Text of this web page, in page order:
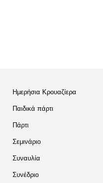
Ημερήσια Κρουαζίερα
Παιδικά πάρτι
Πάρτι
Σεμινάριο
Συναυλία
Συνέδριο